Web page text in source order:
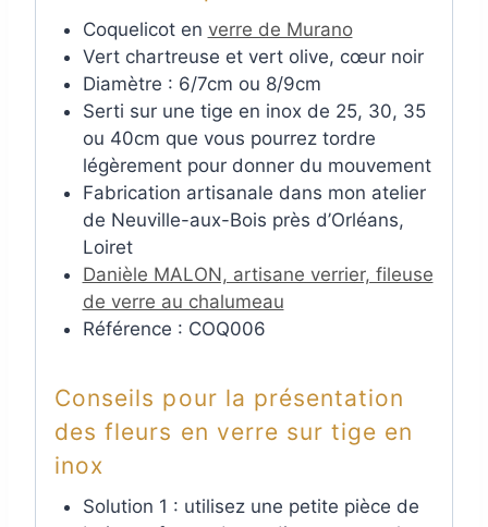
Coquelicot en verre de Murano
Vert chartreuse et vert olive, cœur noir
Diamètre : 6/7cm ou 8/9cm
Serti sur une tige en inox de 25, 30, 35
ou 40cm que vous pourrez tordre
légèrement pour donner du mouvement
Fabrication artisanale dans mon atelier
de Neuville-aux-Bois près d’Orléans,
Loiret
Danièle MALON, artisane verrier, fileuse
de verre au chalumeau
Référence : COQ006
Conseils pour la présentation
des fleurs en verre sur tige en
inox
Solution 1 : utilisez une petite pièce de